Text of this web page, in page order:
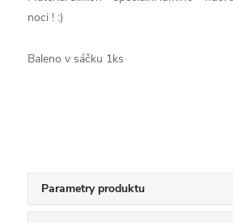
noci ! :)
Baleno v sáčku 1ks
Parametry produktu